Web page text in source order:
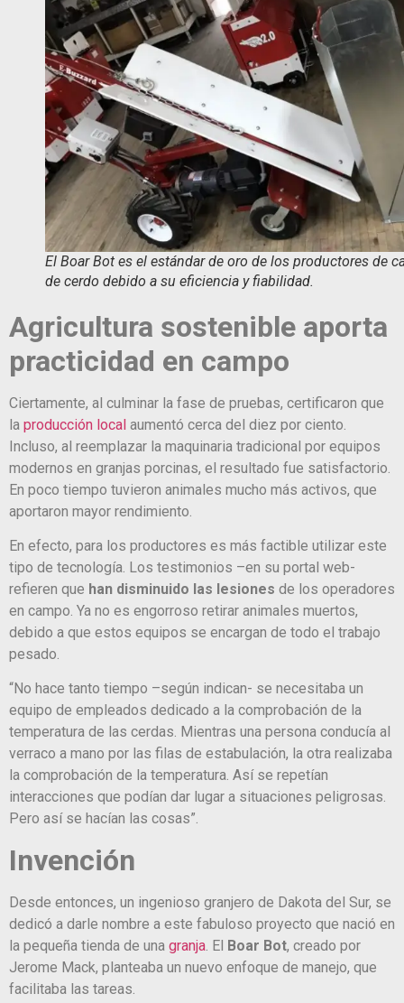
El Boar Bot es el estándar de oro de los productores de
de cerdo debido a su eficiencia y fiabilidad.
Agricultura sostenible aporta
practicidad en campo
Ciertamente, al culminar la fase de pruebas, certificaron que
la producción local aumentó cerca del diez por ciento.
Incluso, al reemplazar la maquinaria tradicional por equipos
modernos en granjas porcinas, el resultado fue satisfactorio.
En poco tiempo tuvieron animales mucho más activos, que
aportaron mayor rendimiento.
En efecto, para los productores es más factible utilizar este
tipo de tecnología. Los testimonios –en su portal web-
refieren que han disminuido las lesiones de los operadores
en campo. Ya no es engorroso retirar animales muertos,
debido a que estos equipos se encargan de todo el trabajo
pesado.
“No hace tanto tiempo –según indican- se necesitaba un
equipo de empleados dedicado a la comprobación de la
temperatura de las cerdas. Mientras una persona conducía al
verraco a mano por las filas de estabulación, la otra realizaba
la comprobación de la temperatura. Así se repetían
interacciones que podían dar lugar a situaciones peligrosas.
Pero así se hacían las cosas”.
Invención
Desde entonces, un ingenioso granjero de Dakota del Sur, se
dedicó a darle nombre a este fabuloso proyecto que nació en
la pequeña tienda de una granja . El Boar Bot, creado por
Jerome Mack, planteaba un nuevo enfoque de manejo, que
facilitaba las tareas.